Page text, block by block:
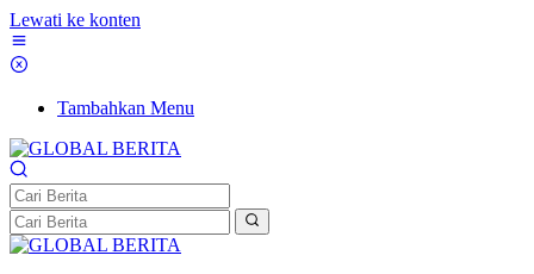
Lewati ke konten
Tambahkan Menu